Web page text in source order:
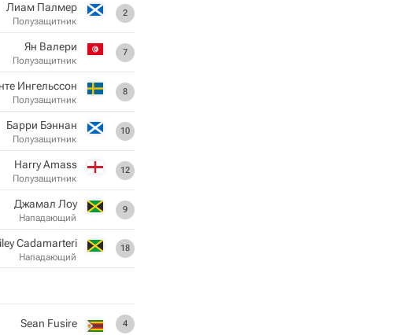
2
Лиам Палмер
Полузащитник
7
Ян Валери
Полузащитник
8
Ингельссон
Полузащитник
10
Барри Бэннан
Полузащитник
12
Harry Amass
Полузащитник
9
Джамал Лоу
Нападающий
18
Cadamarteri
Нападающий
4
Sean Fusire